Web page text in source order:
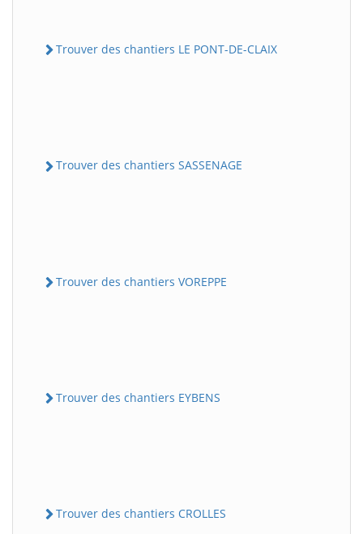
Trouver des chantiers LE PONT-DE-CLAIX
Trouver des chantiers SASSENAGE
Trouver des chantiers VOREPPE
Trouver des chantiers EYBENS
Trouver des chantiers CROLLES